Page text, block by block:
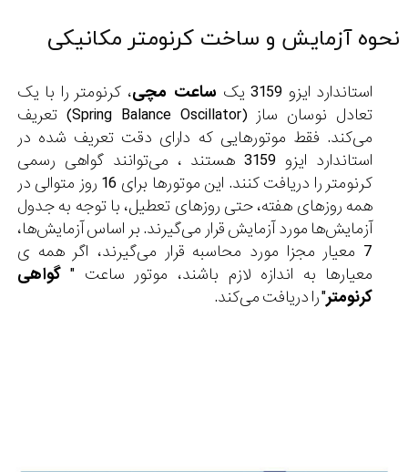
نحوه آزمایش و ساخت کرنومتر مکانیکی
استاندارد ایزو 3159 یک ساعت مچی، کرنومتر را با یک
تعادل نوسان ساز (Spring Balance Oscillator) تعریف
می‌کند. فقط موتورهایی که دارای دقت تعریف شده در
استاندارد ایزو 3159 هستند ، می‌توانند گواهی رسمی
کرنومتر را دریافت کنند. این موتورها برای 16 روز متوالی در
همه روزهای هفته، حتی روزهای تعطیل، با توجه به جدول
آزمایش‌ها مورد آزمایش قرار می‌گیرند. بر اساس آزمایش‌ها،
7 معیار مجزا مورد محاسبه قرار می‌گیرند، اگر همه ی
معیارها به اندازه لازم باشند، موتور ساعت "گواهی
کرنومتر" را دریافت می‌کند.